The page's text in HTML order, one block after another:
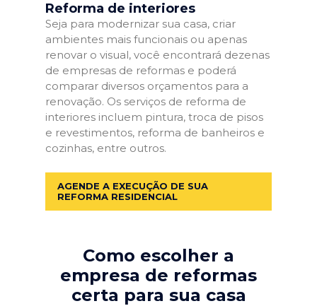
Reforma de interiores
Seja para modernizar sua casa, criar
ambientes mais funcionais ou apenas
renovar o visual, você encontrará dezenas
de empresas de reformas e poderá
comparar diversos orçamentos para a
renovação. Os serviços de reforma de
interiores incluem pintura, troca de pisos
e revestimentos, reforma de banheiros e
cozinhas, entre outros.
AGENDE A EXECUÇÃO DE SUA
REFORMA RESIDENCIAL
Como escolher a
empresa de reformas
certa para sua casa